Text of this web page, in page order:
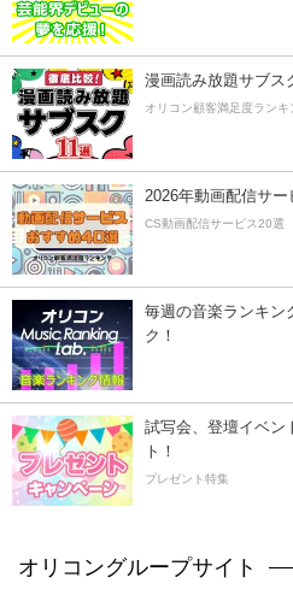
漫画読み放題サブス
オリコン顧客満足度ランキ
2026年動画配信サー
CS動画配信サービス20選
毎週の音楽ランキン
ク！
試写会、登壇イベン
ト！
プレゼント特集
オリコングループサイト